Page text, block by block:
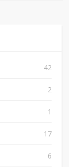
42
2
1
17
6